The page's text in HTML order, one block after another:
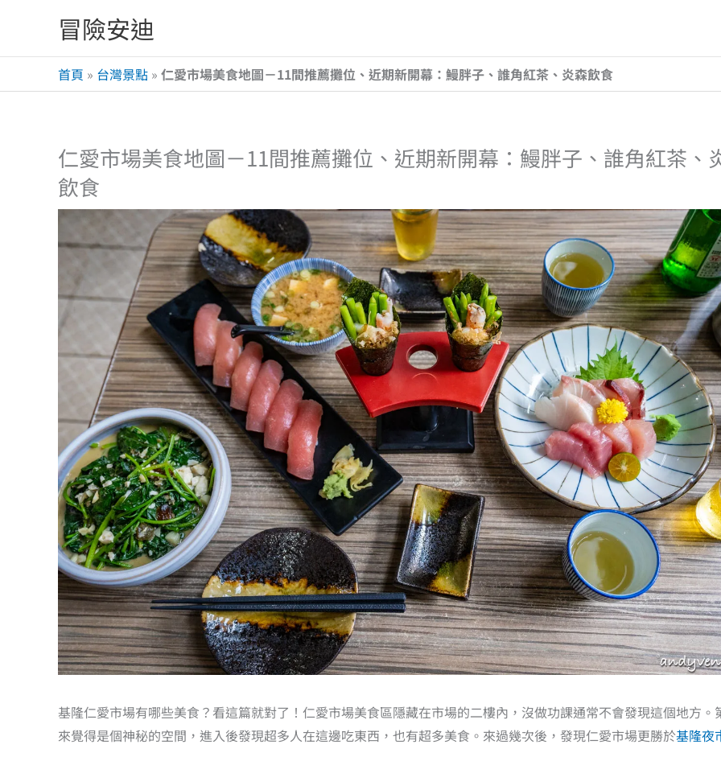
主
冒險安迪
首頁 » 台灣景點 » 仁愛市場美食地圖－11間推薦攤位、近期新開幕：鰻胖子、誰角紅茶、炎森飲食
仁愛市場美食地圖－11間推薦攤位、近期新開幕：鰻胖子、誰角紅茶、
飲食
基隆仁愛市場有哪些美食？看這篇就對了！仁愛市場美食區隱藏在市場的二樓內，沒做功課通常不會發現這個地方。
來覺得是個神秘的空間，進入後發現超多人在這邊吃東西，也有超多美食。來過幾次後，發現仁愛市場更勝於基隆夜